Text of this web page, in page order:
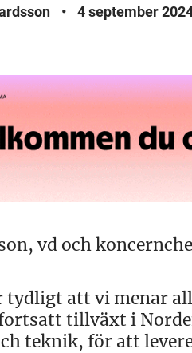
• 4 september
vd och
tydligt att vi menar
tillväxt i
teknik, för att